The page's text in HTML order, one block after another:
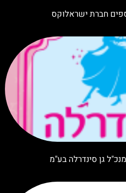
חברת ישראלוקס
גן סינדרלה בע"מ